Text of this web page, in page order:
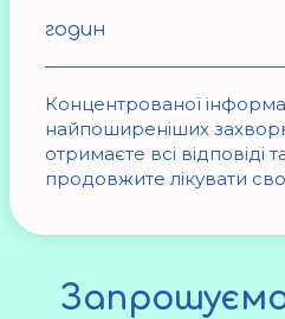
годин
Концентрованої
найпоширеніших
отримаєте всі відповіді
продовжите лікувати
Запрошуємо